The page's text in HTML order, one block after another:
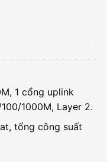
1 cổng uplink
1000M, Layer 2.
tổng công suất